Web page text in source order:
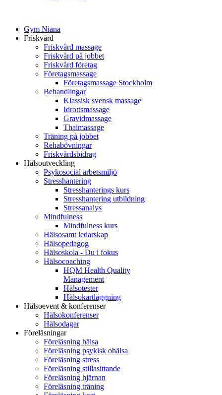
Gym Niana
Friskvård
Friskvård massage
Friskvård på jobbet
Friskvård företag
Företagsmassage
Företagsmassage Stockholm
Behandlingar
Klassisk svensk massage
Idrottsmassage
Gravidmassage
Thaimassage
Träning på jobbet
Rehabövningar
Friskvårdsbidrag
Hälsoutveckling
Psykosocial arbetsmiljö
Stresshantering
Stresshanterings kurs
Stresshantering utbildning
Stressanalys
Mindfulness
Mindfulness kurs
Hälsosamt ledarskap
Hälsopedagog
Hälsoskola - Du i fokus
Hälsocoaching
HQM Health Quality
Management
Hälsotester
Hälsokartläggning
Hälsoevent & konferenser
Hälsokonferenser
Hälsodagar
Föreläsningar
Föreläsning hälsa
Föreläsning psykisk ohälsa
Föreläsning stress
Föreläsning stillasittande
Föreläsning hjärnan
Föreläsning träning